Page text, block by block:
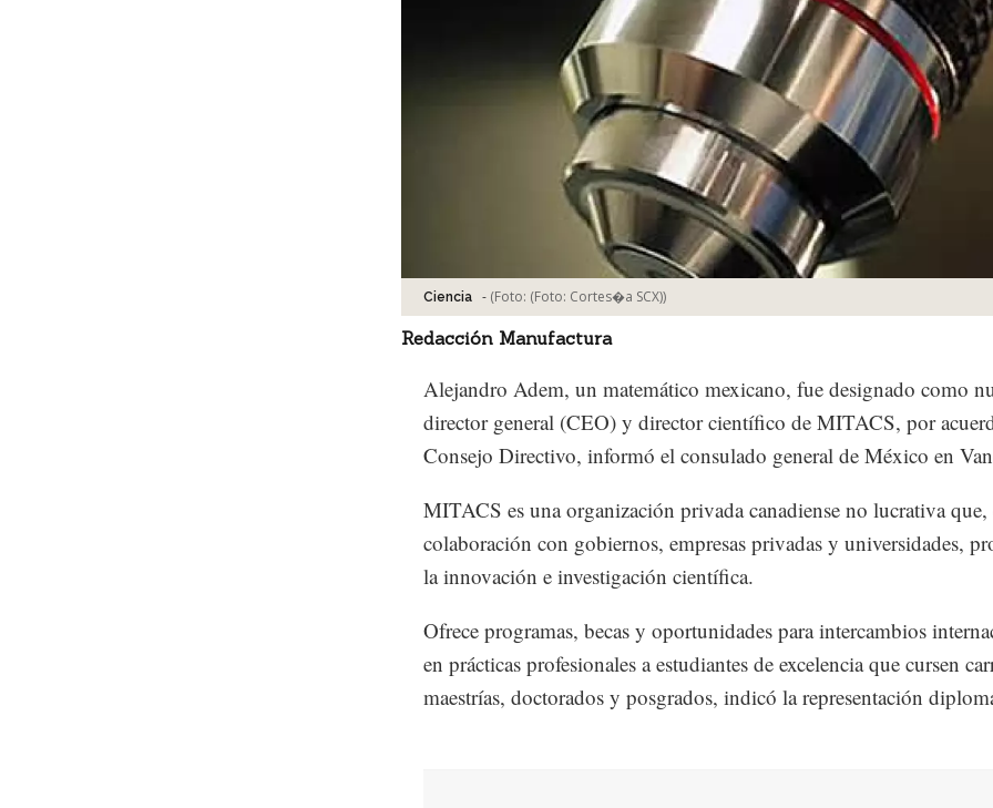
Ciencia - (Foto: (Foto: Cortes�a SCX))
Redacción Manufactura
Alejandro Adem, un matemático mexicano, fue designado como
director general (CEO) y director científico de MITACS, por
Consejo Directivo, informó el consulado general de México en
MITACS es una organización privada canadiense no lucrativa que,
colaboración con gobiernos, empresas privadas y universidades,
la innovación e investigación científica.
Ofrece programas, becas y oportunidades para intercambios
en prácticas profesionales a estudiantes de excelencia que cursen
maestrías, doctorados y posgrados, indicó la representación